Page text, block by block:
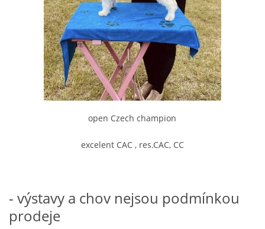
open Czech champion
excelent CAC , res.CAC, CC
- výstavy a chov nejsou podmínkou
prodeje